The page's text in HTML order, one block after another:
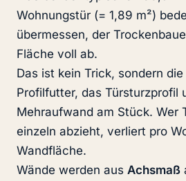
Wohnungstür (= 1,89 m²)
übermessen, der
Fläche voll ab.
Das ist kein Trick, sondern
Profilfutter, das Türsturzprofil
Mehraufwand am Stück. Wer
einzeln abzieht, verliert pro
Wandfläche.
Wände werden aus Achsmaß